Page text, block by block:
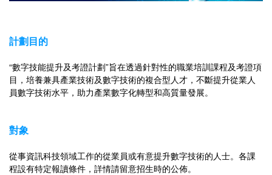
計劃目的
“數字技能提升及考證計劃”旨在透過針對性的職業培訓課程及考證項
目，培養兼具產業技術及數字技術的複合型人才，不斷提升從業人
員數字技術水平，助力產業數字化轉型和高質量發展。
對象
從事資訊科技領域工作的從業員或有意提升數字技術的人士。各課
程設有特定報讀條件，詳情請留意招生時的公佈。